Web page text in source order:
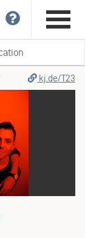
kj.de/T23